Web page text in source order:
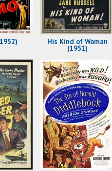
His Kind of Woman
(1951)